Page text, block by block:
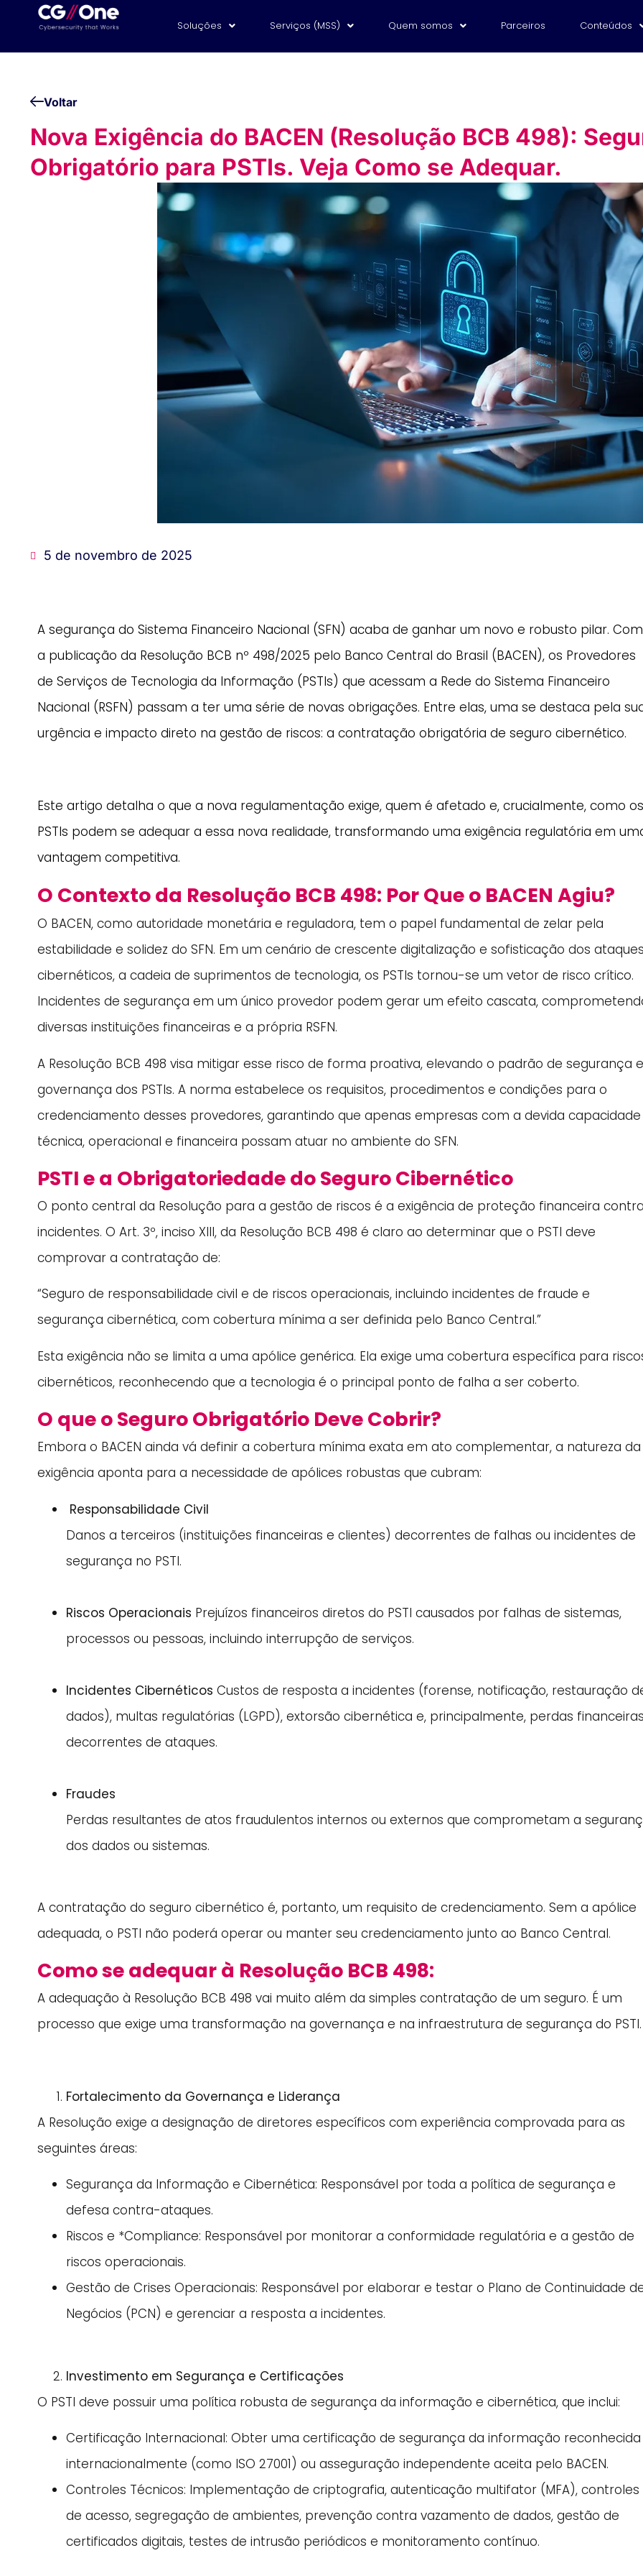
Soluções Serviços (MSS) Quem somos Parceiros Conteúdos
Voltar
Nova Exigência do BACEN (Resolução BCB 498):
Obrigatório para PSTIs. Veja Como se Adequar.
5 de novembro de 2025
A segurança do Sistema Financeiro Nacional (SFN) acaba de ganhar um novo e robusto pilar. Com
a publicação da Resolução BCB nº 498/2025 pelo Banco Central do Brasil (BACEN), os Provedores
de Serviços de Tecnologia da Informação (PSTIs) que acessam a Rede do Sistema Financeiro
Nacional (RSFN) passam a ter uma série de novas obrigações. Entre elas, uma se destaca pela
urgência e impacto direto na gestão de riscos: a contratação obrigatória de seguro cibernético.
Este artigo detalha o que a nova regulamentação exige, quem é afetado e, crucialmente, como os
PSTIs podem se adequar a essa nova realidade, transformando uma exigência regulatória em
vantagem competitiva.
O Contexto da Resolução BCB 498: Por Que o BACEN Agiu?
O BACEN, como autoridade monetária e reguladora, tem o papel fundamental de zelar pela
estabilidade e solidez do SFN. Em um cenário de crescente digitalização e sofisticação dos
cibernéticos, a cadeia de suprimentos de tecnologia, os PSTIs tornou-se um vetor de risco crítico.
Incidentes de segurança em um único provedor podem gerar um efeito cascata,
diversas instituições financeiras e a própria RSFN.
A Resolução BCB 498 visa mitigar esse risco de forma proativa, elevando o padrão de segurança e
governança dos PSTIs. A norma estabelece os requisitos, procedimentos e condições para o
credenciamento desses provedores, garantindo que apenas empresas com a devida capacidade
técnica, operacional e financeira possam atuar no ambiente do SFN.
PSTI e a Obrigatoriedade do Seguro Cibernético
O ponto central da Resolução para a gestão de riscos é a exigência de proteção financeira
incidentes. O Art. 3º, inciso XIII, da Resolução BCB 498 é claro ao determinar que o PSTI deve
comprovar a contratação de:
“Seguro de responsabilidade civil e de riscos operacionais, incluindo incidentes de fraude e
segurança cibernética, com cobertura mínima a ser definida pelo Banco Central.”
Esta exigência não se limita a uma apólice genérica. Ela exige uma cobertura específica para
cibernéticos, reconhecendo que a tecnologia é o principal ponto de falha a ser coberto.
O que o Seguro Obrigatório Deve Cobrir?
Embora o BACEN ainda vá definir a cobertura mínima exata em ato complementar, a natureza da
exigência aponta para a necessidade de apólices robustas que cubram:
Responsabilidade Civil
Danos a terceiros (instituições financeiras e clientes) decorrentes de falhas ou incidentes de
segurança no PSTI.
Riscos Operacionais Prejuízos financeiros diretos do PSTI causados por falhas de sistemas,
processos ou pessoas, incluindo interrupção de serviços.
Incidentes Cibernéticos Custos de resposta a incidentes (forense, notificação, restauração
dados), multas regulatórias (LGPD), extorsão cibernética e, principalmente, perdas
decorrentes de ataques.
Fraudes
Perdas resultantes de atos fraudulentos internos ou externos que comprometam a
dos dados ou sistemas.
A contratação do seguro cibernético é, portanto, um requisito de credenciamento. Sem a apólice
adequada, o PSTI não poderá operar ou manter seu credenciamento junto ao Banco Central.
Como se adequar à Resolução BCB 498:
A adequação à Resolução BCB 498 vai muito além da simples contratação de um seguro. É um
processo que exige uma transformação na governança e na infraestrutura de segurança do PSTI.
Fortalecimento da Governança e Liderança
A Resolução exige a designação de diretores específicos com experiência comprovada para as
seguintes áreas:
Segurança da Informação e Cibernética: Responsável por toda a política de segurança e
defesa contra-ataques.
Riscos e *Compliance: Responsável por monitorar a conformidade regulatória e a gestão de
riscos operacionais.
Gestão de Crises Operacionais: Responsável por elaborar e testar o Plano de Continuidade
Negócios (PCN) e gerenciar a resposta a incidentes.
Investimento em Segurança e Certificações
O PSTI deve possuir uma política robusta de segurança da informação e cibernética, que inclui:
Certificação Internacional: Obter uma certificação de segurança da informação reconhecida
internacionalmente (como ISO 27001) ou asseguração independente aceita pelo BACEN.
Controles Técnicos: Implementação de criptografia, autenticação multifator (MFA), controles
de acesso, segregação de ambientes, prevenção contra vazamento de dados, gestão de
certificados digitais, testes de intrusão periódicos e monitoramento contínuo.